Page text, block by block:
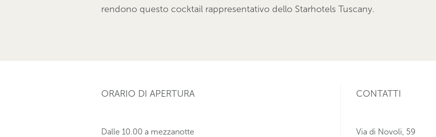
rendono questo cocktail rappresentativo dello Starhotels Tuscany.
ORARIO DI APERTURA
Dalle 10.00 a mezzanotte
CONTATTI
Via di Novoli, 59